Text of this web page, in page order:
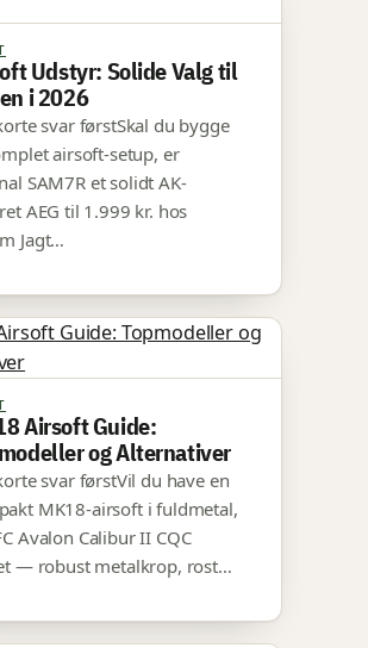
Udstyr: Solide Valg til
i 2026
svar førstSkal du bygge
airsoft-setup, er
SAM7R et solidt AK-
AEG til 1.999 kr. hos
Jagt…
Airsoft Guide:
og Alternativer
svar førstVil du have en
MK18-airsoft i fuldmetal,
Avalon Calibur II CQC
— robust metalkrop, rost…